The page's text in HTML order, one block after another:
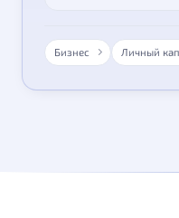
Бизнес Личный